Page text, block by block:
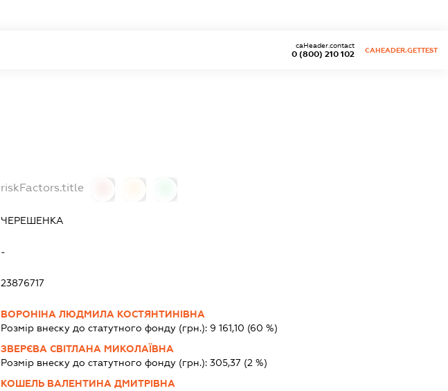
0 (800) 210 102
caHeader.contact
CAHEADER.GETTEST
riskFactors.title
ЧЕРЕШЕНКА
-
23876717
ВОРОНІНА ЛЮДМИЛА КОСТЯНТИНІВНА
Розмір внеску до статутного фонду (грн.): 9 161,10 (60 %)
ЗВЕРЄВА СВІТЛАНА МИКОЛАЇВНА
Розмір внеску до статутного фонду (грн.):305,37 (2 %)
КОШЕЛЬ ВАЛЕНТИНА ДМИТРІВНА